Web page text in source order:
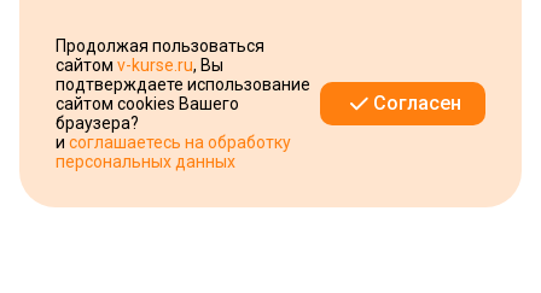
Продолжая пользоваться
сайтом v-kurse.ru, Вы
подтверждаете использование
сайтом cookies Вашего
браузера?
и соглашаетесь на обработку
персональных данных
Согласен